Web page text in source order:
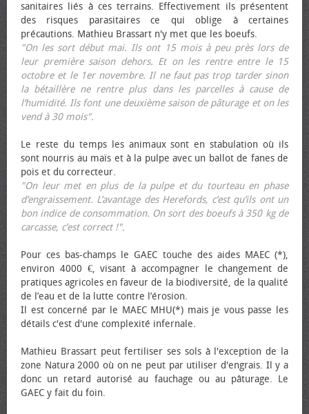
sanitaires liés à ces terrains. Effectivement ils présentent
des risques parasitaires ce qui oblige à certaines
précautions. Mathieu Brassart n'y met que les bœufs.
"On les sort début mai. Ils ont 15 mois à peu près lors de
leur première saison dehors. Et on les rentre entre le 15
octobre et le 1er novembre. Il ne faut pas trop tarder sinon
la bétaillère ne rentre plus dans les parcelles à cause de
l’humidité. Ils font une deuxième saison de pâturage et on les
vend à 30 mois".
Le reste du temps les animaux sont en stabulation où ils
sont nourris au maïs et à la pulpe avec un ballot de fanes de
pois et du correcteur.
"On leur met en plus de la pulpe et du tourteau en phase
d’engraissement. L’avantage des Herefords, c’est qu’ils ont un
bon indice de consommation. On sort des bœufs à 350 kg de
carcasse, c’est correct !".
Pour ces bas-champs le GAEC touche des aides MAEC (*),
environ 4000 €, visant à accompagner le changement de
pratiques agricoles en faveur de la biodiversité, de la qualité
de l’eau et de la lutte contre l’érosion.
Il est concerné par le MAEC MHU(*) mais je vous passe les
détails c'est d'une complexité infernale.
Mathieu Brassart peut fertiliser ses sols à l'exception de la
zone Natura 2000 où on ne peut par utiliser d'engrais. Il y a
donc un retard autorisé au fauchage ou au pâturage. Le
GAEC y fait du foin.